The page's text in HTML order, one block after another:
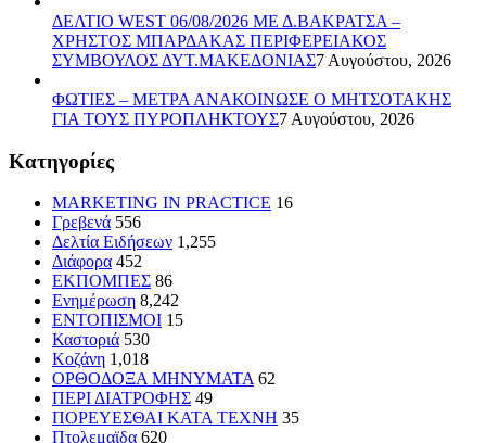
ΔΕΛΤΙΟ WEST 06/08/2026 ΜΕ Δ.ΒΑΚΡΑΤΣΑ –
ΧΡΗΣΤΟΣ ΜΠΑΡΔΑΚΑΣ ΠΕΡΙΦΕΡΕΙΑΚΟΣ
ΣΥΜΒΟΥΛΟΣ ΔΥΤ.ΜΑΚΕΔΟΝΙΑΣ7 Αυγούστου, 2026
ΦΩΤΙΕΣ – ΜΕΤΡΑ ΑΝΑΚΟΙΝΩΣΕ Ο ΜΗΤΣΟΤΑΚΗΣ
ΓΙΑ ΤΟΥΣ ΠΥΡΟΠΛΗΚΤΟΥΣ7 Αυγούστου, 2026
Kατηγορίες
MARKETING IN PRACTICE 16
Γρεβενά 556
Δελτία Ειδήσεων 1,255
Διάφορα 452
ΕΚΠΟΜΠΕΣ 86
Ενημέρωση 8,242
ΕΝΤΟΠΙΣΜΟΙ 15
Καστοριά 530
Κοζάνη 1,018
ΟΡΘΟΔΟΞΑ ΜΗΝΥΜΑΤΑ 62
ΠΕΡΙ ΔΙΑΤΡΟΦΗΣ 49
ΠΟΡΕΥΕΣΘΑΙ ΚΑΤΑ ΤΕΧΝΗ 35
Πτολεμαϊδα 620